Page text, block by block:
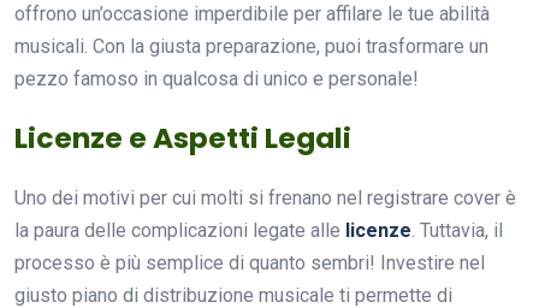
offrono un’occasione imperdibile per affilare le tue abilità
musicali. Con la giusta preparazione, puoi trasformare un
pezzo famoso in qualcosa di unico e personale!
Licenze e Aspetti Legali
Uno dei motivi per cui molti si frenano nel registrare cover è
la paura delle complicazioni legate alle licenze. Tuttavia, il
processo è più semplice di quanto sembri! Investire nel
giusto piano di distribuzione musicale ti permette di